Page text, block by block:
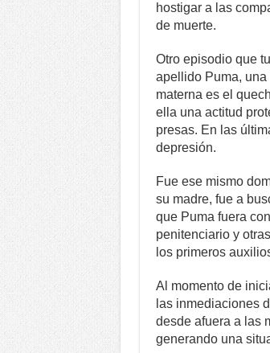
hostigar a las
de muerte.
Otro episodio que
apellido Puma,
materna es el
ella una actitud
presas. En las
depresión.
Fue ese mismo
su madre, fue a
que Puma fuera
penitenciario y
los primeros
Al momento de
las inmediaciones
desde afuera a las
generando una